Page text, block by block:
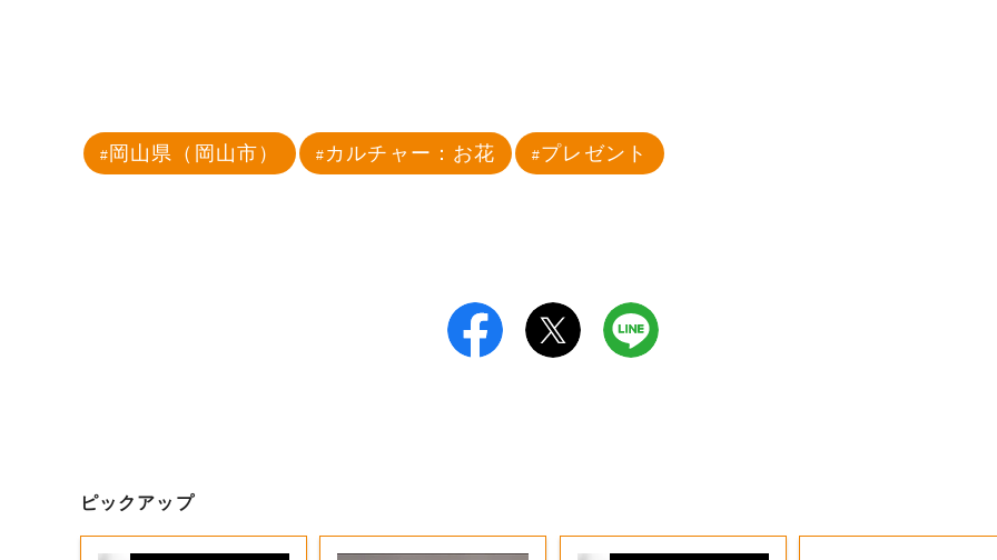
岡山県（岡山市） カルチャー：お花 プレゼント
ピックアップ